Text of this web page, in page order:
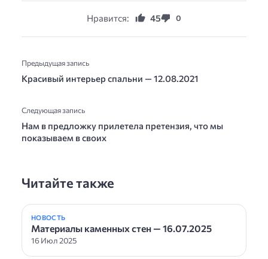
Нравится: 45 0
Предыдущая запись
Красивый интерьер спальни — 12.08.2021
Следующая запись
Нам в предложку прилетела претензия, что мы
показываем в своих
Читайте также
НОВОСТЬ
Материалы каменных стен — 16.07.2025
16 Июл 2025